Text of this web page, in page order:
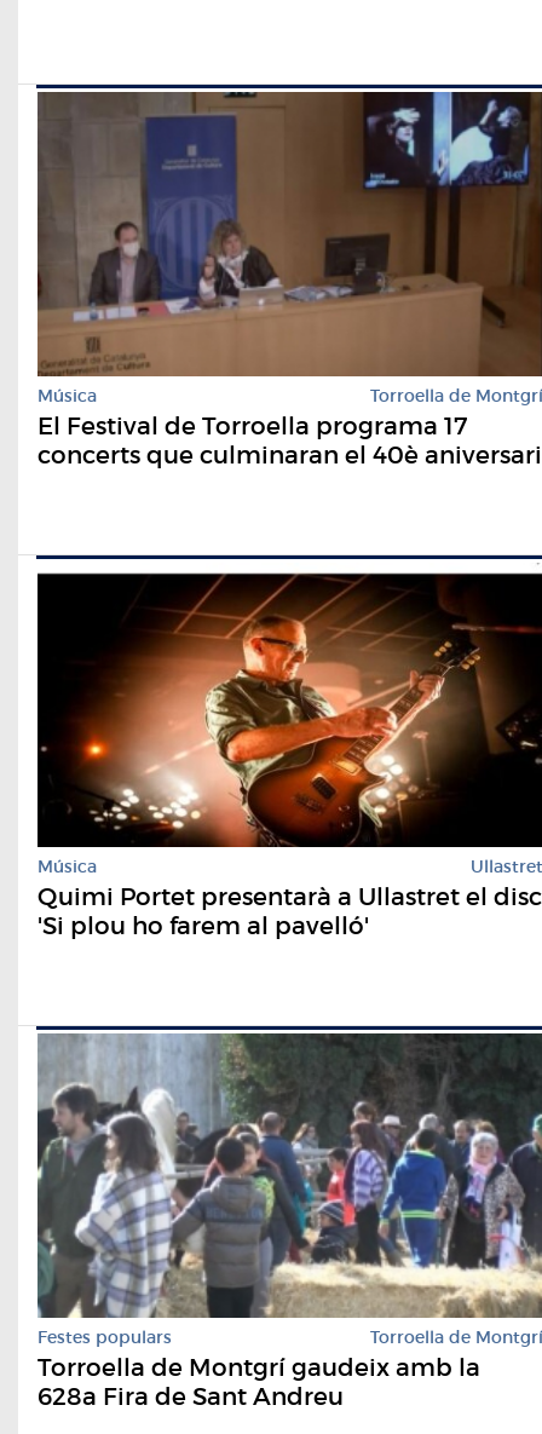
Música Torroella de Montgrí
El Festival de Torroella programa 17
concerts que culminaran el 40è aniversari
Música Ullastret
Quimi Portet presentarà a Ullastret el disc
'Si plou ho farem al pavelló'
Festes populars Torroella de Montgrí
Torroella de Montgrí gaudeix amb la
628a Fira de Sant Andreu